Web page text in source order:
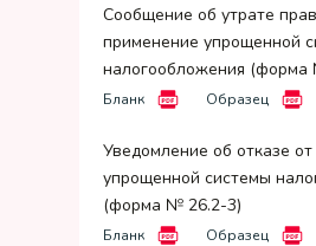
Сообщение об утрате
применение упрощенной
налогообложения
Бланк Образец
Уведомление об отказе
упрощенной системы
(форма № 26.2-3)
Бланк Образец